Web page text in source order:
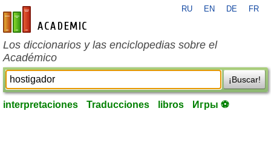
es-academic.com
RU EN DE FR
Los diccionarios y las enciclopedias sobre el
Académico
¡Buscar!
interpretaciones Traducciones libros Игры ⚽